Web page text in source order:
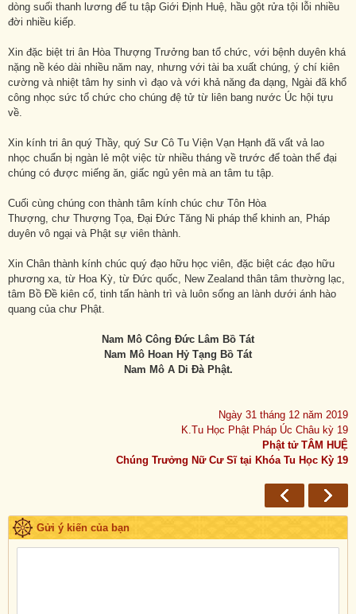
dòng suối thanh lương để tu tập Giới Định Huệ, hầu gột rửa tội lỗi nhiều
đời nhiều kiếp.
Xin đặc biệt tri ân Hòa Thượng Trưởng ban tổ chức, với bệnh duyên khá
nặng nề kéo dài nhiều năm nay, nhưng với tài ba xuất chúng, ý chí kiên
cường và nhiệt tâm hy sinh vì đạo và với khả năng đa dạng, Ngài đã khổ
công nhọc sức tổ chức cho chúng đệ tử từ liên bang nước Úc hội tựu
về.
Xin kính tri ân quý Thầy, quý Sư Cô Tu Viện Vạn Hạnh đã vất vả lao
nhọc chuẩn bị ngàn lẻ một việc từ nhiều tháng về trước để toàn thể đại
chúng có được miếng ăn, giấc ngủ yên mà an tâm tu tập.
Cuối cùng chúng con thành tâm kính chúc chư Tôn Hòa
Thượng, chư Thượng Tọa, Đại Đức Tăng Ni pháp thể khinh an, Pháp
duyên vô ngại và Phật sự viên thành.
Xin Chân thành kính chúc quý đạo hữu học viên, đặc biệt các đạo hữu
phương xa, từ Hoa Kỳ, từ Đức quốc, New Zealand thân tâm thường lạc,
tâm Bồ Đề kiên cố, tinh tấn hành trì và luôn sống an lành dưới ánh hào
quang của chư Phật.
Nam Mô Công Đức Lâm Bồ Tát
Nam Mô Hoan Hỷ Tạng Bồ Tát
Nam Mô A Di Đà Phật.
Ngày 31 tháng 12 năm 2019
K.Tu Học Phật Pháp Úc Châu kỳ 19
Phật tử TÂM HUỆ
Chúng Trưởng Nữ Cư Sĩ tại Khóa Tu Học Kỳ 19
Gửi ý kiến của bạn